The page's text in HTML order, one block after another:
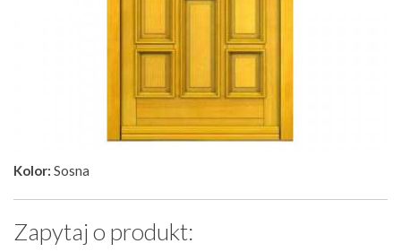
Kolor: Sosna
Zapytaj o produkt: